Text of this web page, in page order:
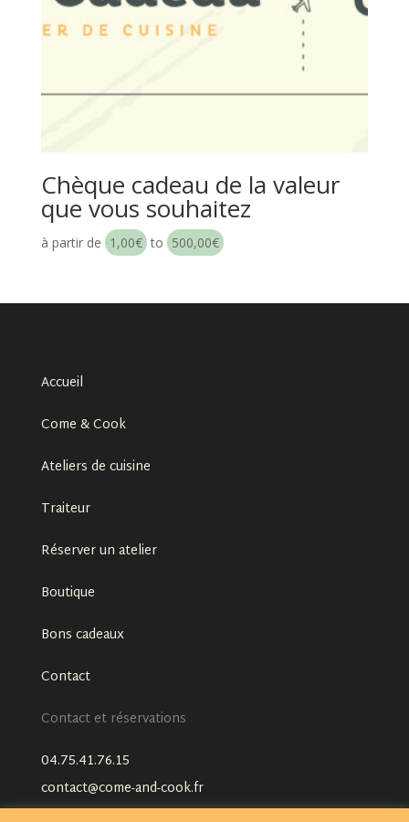
Chèque cadeau de la valeur
que vous souhaitez
à partir de 1,00€ to 500,00€
Accueil
Come & Cook
Ateliers de cuisine
Traiteur
Réserver un atelier
Boutique
Bons cadeaux
Contact
Contact et réservations
04.75.41.76.15
contact@come-and-cook.fr